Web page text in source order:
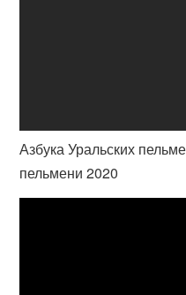
Азбука Уральских
пельмени 2020